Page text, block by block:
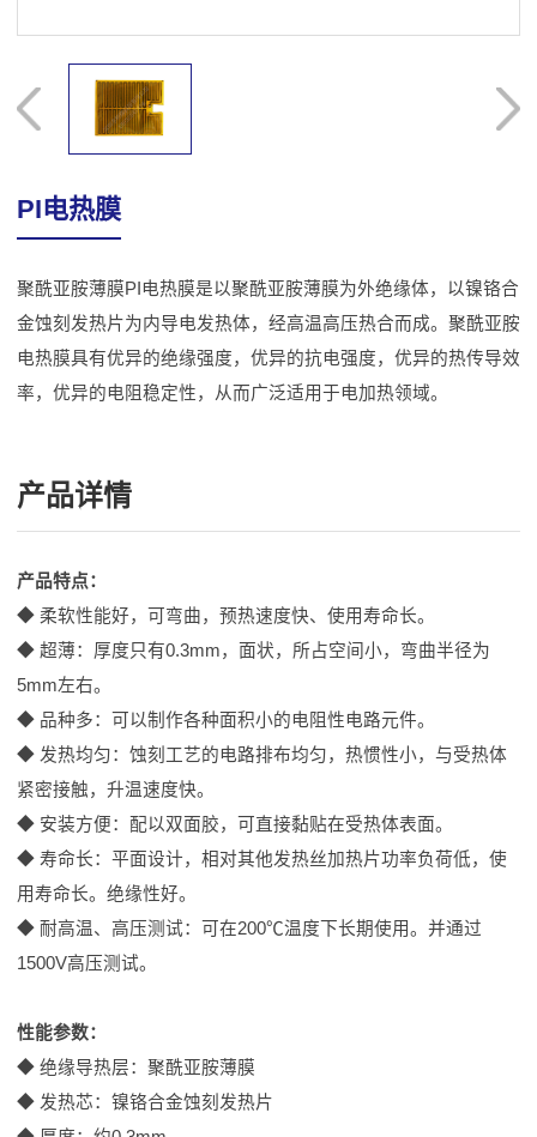
PI电热膜
聚酰亚胺薄膜PI电热膜是以聚酰亚胺薄膜为外绝缘体，以镍铬合
金蚀刻发热片为内导电发热体，经高温高压热合而成。聚酰亚胺
电热膜具有优异的绝缘强度，优异的抗电强度，优异的热传导效
率，优异的电阻稳定性，从而广泛适用于电加热领域。
产品详情
产品特点：
◆ 柔软性能好，可弯曲，预热速度快、使用寿命长。
◆ 超薄：厚度只有0.3mm，面状，所占空间小，弯曲半径为
5mm左右。
◆ 品种多：可以制作各种面积小的电阻性电路元件。
◆ 发热均匀：蚀刻工艺的电路排布均匀，热惯性小，与受热体
紧密接触，升温速度快。
◆ 安装方便：配以双面胶，可直接黏贴在受热体表面。
◆ 寿命长：平面设计，相对其他发热丝加热片功率负荷低，使
用寿命长。绝缘性好。
◆ 耐高温、高压测试：可在200℃温度下长期使用。并通过
1500V高压测试。
性能参数：
◆ 绝缘导热层：聚酰亚胺薄膜
◆ 发热芯：镍铬合金蚀刻发热片